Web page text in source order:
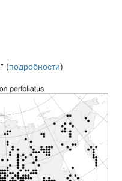
(подробности)